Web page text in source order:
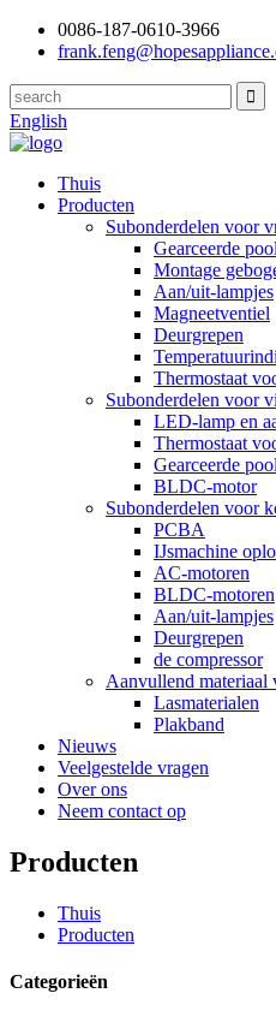
0086-187-0610-3966
English
Thuis
Producten
Subonderdelen voor
Gearceerde
Montage
Aan/uit-lampjes
Magneetventiel
Deurgrepen
Thermostaat
Subonderdelen voor
LED-lamp en
Thermostaat
Gearceerde
BLDC-motor
Subonderdelen voor
PCBA
IJsmachine
AC-motoren
BLDC-motoren
Aan/uit-lampjes
Deurgrepen
de compressor
Aanvullend materiaal
Lasmaterialen
Plakband
Nieuws
Veelgestelde vragen
Over ons
Neem contact op
Producten
Thuis
Producten
Categorieën